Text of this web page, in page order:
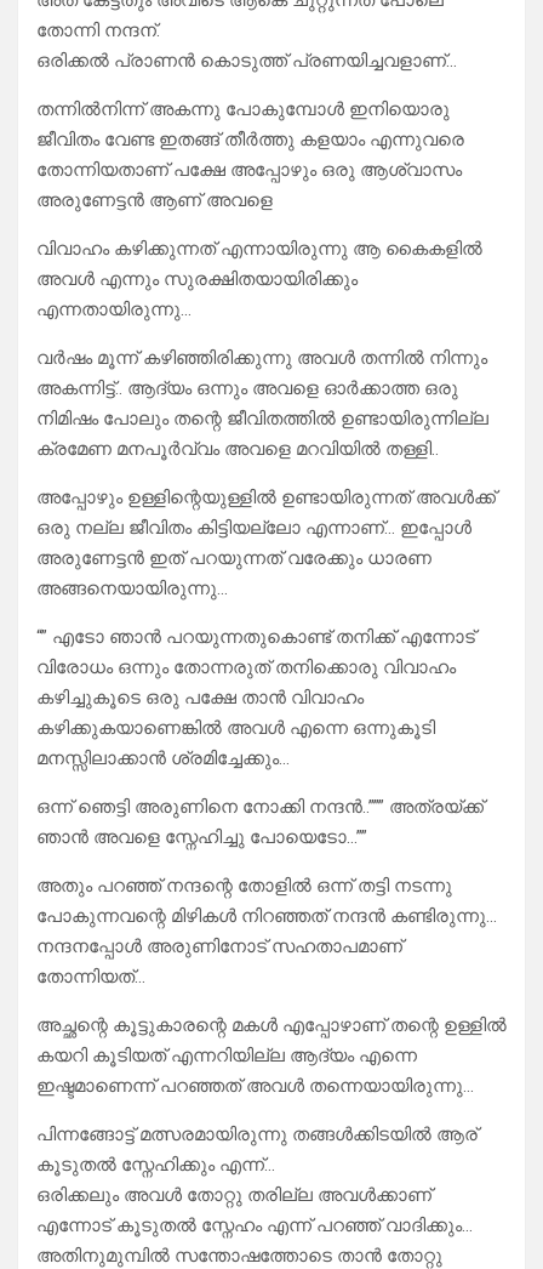
തോന്നി നന്ദന്.
ഒരിക്കൽ പ്രാണൻ കൊടുത്ത് പ്രണയിച്ചവളാണ്…
തന്നിൽനിന്ന് അകന്നു പോകുമ്പോൾ ഇനിയൊരു
ജീവിതം വേണ്ട ഇതങ്ങ് തീർത്തു കളയാം എന്നുവരെ
തോന്നിയതാണ് പക്ഷേ അപ്പോഴും ഒരു ആശ്വാസം
അരുണേട്ടൻ ആണ് അവളെ
വിവാഹം കഴിക്കുന്നത് എന്നായിരുന്നു ആ കൈകളിൽ
അവൾ എന്നും സുരക്ഷിതയായിരിക്കും
എന്നതായിരുന്നു…
വർഷം മൂന്ന് കഴിഞ്ഞിരിക്കുന്നു അവൾ തന്നിൽ നിന്നും
അകന്നിട്ട്.. ആദ്യം ഒന്നും അവളെ ഓർക്കാത്ത ഒരു
നിമിഷം പോലും തന്റെ ജീവിതത്തിൽ ഉണ്ടായിരുന്നില്ല
ക്രമേണ മനപൂർവ്വം അവളെ മറവിയിൽ തള്ളി..
അപ്പോഴും ഉള്ളിന്റെയുള്ളിൽ ഉണ്ടായിരുന്നത് അവൾക്ക്
ഒരു നല്ല ജീവിതം കിട്ടിയല്ലോ എന്നാണ്… ഇപ്പോൾ
അരുണേട്ടൻ ഇത് പറയുന്നത് വരേക്കും ധാരണ
അങ്ങനെയായിരുന്നു…
“” എടോ ഞാൻ പറയുന്നതുകൊണ്ട് തനിക്ക് എന്നോട്
വിരോധം ഒന്നും തോന്നരുത് തനിക്കൊരു വിവാഹം
കഴിച്ചുകൂടെ ഒരു പക്ഷേ താൻ വിവാഹം
കഴിക്കുകയാണെങ്കിൽ അവൾ എന്നെ ഒന്നുകൂടി
മനസ്സിലാക്കാൻ ശ്രമിച്ചേക്കും…
ഒന്ന് ഞെട്ടി അരുണിനെ നോക്കി നന്ദൻ..””” അത്രയ്ക്ക്
ഞാൻ അവളെ സ്നേഹിച്ചു പോയെടോ…””
അതും പറഞ്ഞ് നന്ദന്റെ തോളിൽ ഒന്ന് തട്ടി നടന്നു
പോകുന്നവന്റെ മിഴികൾ നിറഞ്ഞത് നന്ദൻ കണ്ടിരുന്നു…
നന്ദനപ്പോൾ അരുണിനോട് സഹതാപമാണ്
തോന്നിയത്…
അച്ഛന്റെ കൂട്ടുകാരന്റെ മകൾ എപ്പോഴാണ് തന്റെ ഉള്ളിൽ
കയറി കൂടിയത് എന്നറിയില്ല ആദ്യം എന്നെ
ഇഷ്ടമാണെന്ന് പറഞ്ഞത് അവൾ തന്നെയായിരുന്നു…
പിന്നങ്ങോട്ട് മത്സരമായിരുന്നു തങ്ങൾക്കിടയിൽ ആര്
കൂടുതൽ സ്നേഹിക്കും എന്ന്…
ഒരിക്കലും അവൾ തോറ്റു തരില്ല അവൾക്കാണ്
എന്നോട് കൂടുതൽ സ്നേഹം എന്ന് പറഞ്ഞ് വാദിക്കും…
അതിനുമുമ്പിൽ സന്തോഷത്തോടെ താൻ തോറ്റു